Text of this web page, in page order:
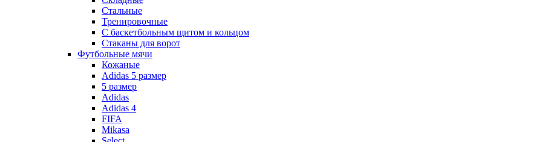
Стальные
Тренировочные
С баскетбольным щитом и кольцом
Стаканы для ворот
Футбольные мячи
Кожаные
Adidas 5 размер
5 размер
Adidas
Adidas 4
FIFA
Mikasa